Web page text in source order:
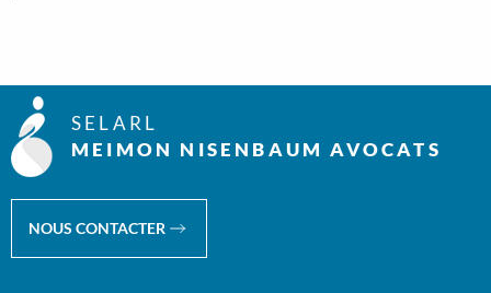
SELARL
MEIMON NISENBAUM AVOCATS
NOUS CONTACTER